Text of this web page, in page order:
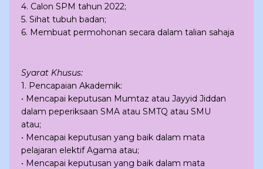
4. Calon SPM tahun 2022;
5. Sihat tubuh badan;
6. Membuat permohonan secara dalam talian sahaja
Syarat Khusus:
1. Pencapaian Akademik:
• Mencapai keputusan Mumtaz atau Jayyid Jiddan
dalam peperiksaan SMA atau SMTQ atau SMU
atau;
• Mencapai keputusan yang baik dalam mata
pelajaran elektif Agama atau;
• Mencapai keputusan yang baik dalam mata